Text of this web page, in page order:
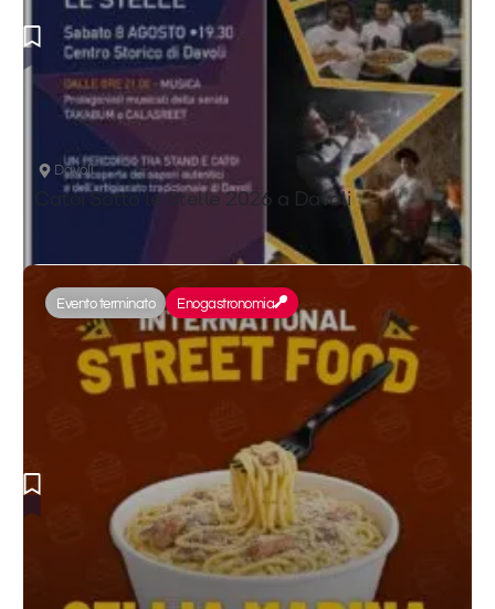
Davoli
Catoi Sotto le Stelle 2026 a Davoli
Evento terminato Enogastronomia